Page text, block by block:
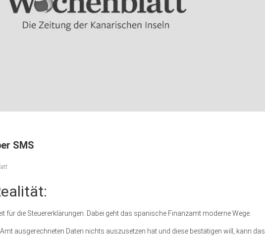
SMS
für die Steuererklärungen. Dabei geht das spanische Finanzamt moderne Wege.
ausgerechneten Daten nichts auszusetzen hat und diese bestätigen will, kann das